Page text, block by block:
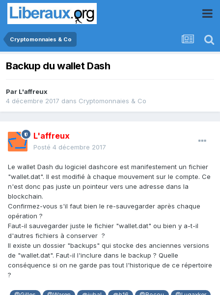
Cryptomonnaies & Co
Backup du wallet Dash
Par L'affreux
4 décembre 2017 dans Cryptomonnaies & Co
L'affreux
Posté 4 décembre 2017
Le wallet Dash du logiciel dashcore est manifestement un fichier
"wallet.dat". Il est modifié à chaque mouvement sur le compte. Ce
n'est donc pas juste un pointeur vers une adresse dans la
blockchain.
Confirmez-vous s'il faut bien le re-sauvegarder après chaque
opération ?
Faut-il sauvegarder juste le fichier "wallet.dat" ou bien y a-t-il
d'autres fichiers à conserver ?
Il existe un dossier "backups" qui stocke des anciennes versions
de "wallet.dat". Faut-il l'inclure dans le backup ? Quelle
conséquence si on ne garde pas tout l'historique de ce répertoire
?